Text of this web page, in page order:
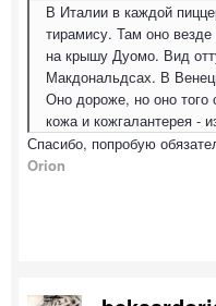
В Италии в каждой
тирамису. Там оно
на крышу Дуомо. Вид
Макдональдсах. В
Оно дороже, но оно того
кожа и кожгалантерея -
Спасибо, попробую
Orion